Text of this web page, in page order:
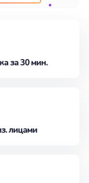
записаться на
за 30 мин.
лицами